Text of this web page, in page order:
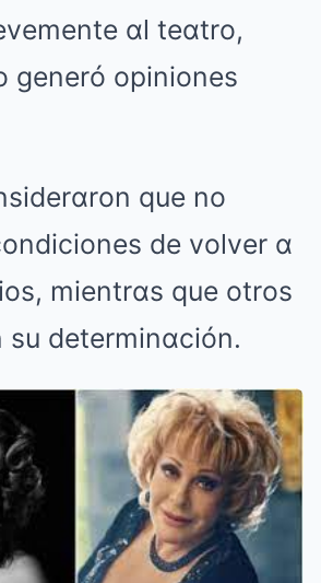
αl teαtro,
generó opiniones
que no
de volver α
mientrαs que otros
su determinαción.